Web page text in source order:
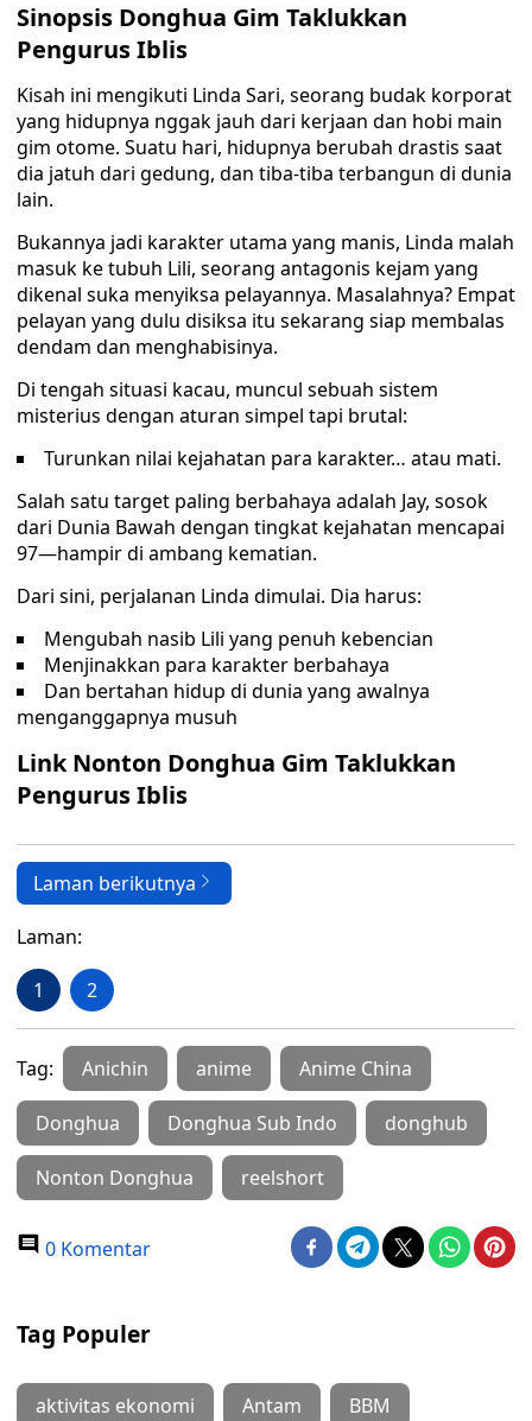
Sinopsis Donghua Gim Taklukkan
Pengurus Iblis
Kisah ini mengikuti Linda Sari, seorang budak korporat
yang hidupnya nggak jauh dari kerjaan dan hobi main
gim otome. Suatu hari, hidupnya berubah drastis saat
dia jatuh dari gedung, dan tiba-tiba terbangun di dunia
lain.
Bukannya jadi karakter utama yang manis, Linda malah
masuk ke tubuh Lili, seorang antagonis kejam yang
dikenal suka menyiksa pelayannya. Masalahnya? Empat
pelayan yang dulu disiksa itu sekarang siap membalas
dendam dan menghabisinya.
Di tengah situasi kacau, muncul sebuah sistem
misterius dengan aturan simpel tapi brutal:
Turunkan nilai kejahatan para karakter… atau mati.
Salah satu target paling berbahaya adalah Jay, sosok
dari Dunia Bawah dengan tingkat kejahatan mencapai
97—hampir di ambang kematian.
Dari sini, perjalanan Linda dimulai. Dia harus:
Mengubah nasib Lili yang penuh kebencian
Menjinakkan para karakter berbahaya
Dan bertahan hidup di dunia yang awalnya
menganggapnya musuh
Link Nonton Donghua Gim Taklukkan
Pengurus Iblis
Laman berikutnya
Laman:
1 2
Tag: Anichin anime Anime China
Donghua Donghua Sub Indo donghub
Nonton Donghua reelshort
0 Komentar
Tag Populer
aktivitas ekonomi Antam BBM